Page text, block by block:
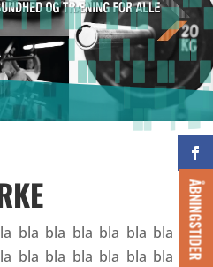
ÅBNINGSTIDER
bla bla bla bla bla bla
bla bla bla bla bla bla